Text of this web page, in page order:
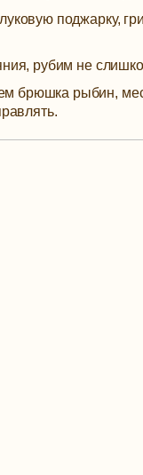
поджарку,
рубим не
брюшка рыбин,